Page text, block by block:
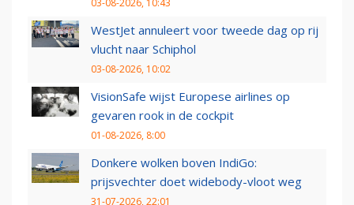
03-08-2026, 10:43
WestJet annuleert voor tweede dag op rij
vlucht naar Schiphol
03-08-2026, 10:02
VisionSafe wijst Europese airlines op
gevaren rook in de cockpit
01-08-2026, 8:00
Donkere wolken boven IndiGo:
prijsvechter doet widebody-vloot weg
31-07-2026, 22:01